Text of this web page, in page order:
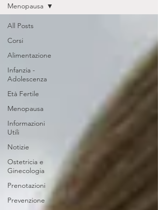
All Posts
Corsi
Alimentazione
Infanzia -
Adolescenza
Età Fertile
Menopausa
Informazioni
Utili
Notizie
Ostetricia e
Ginecologia
Prenotazioni
Prevenzione
Menopausa